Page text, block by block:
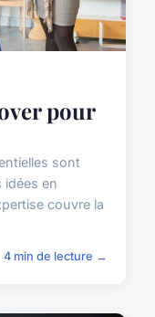
pour
sont
idées en
couvre la
4 min de lecture →